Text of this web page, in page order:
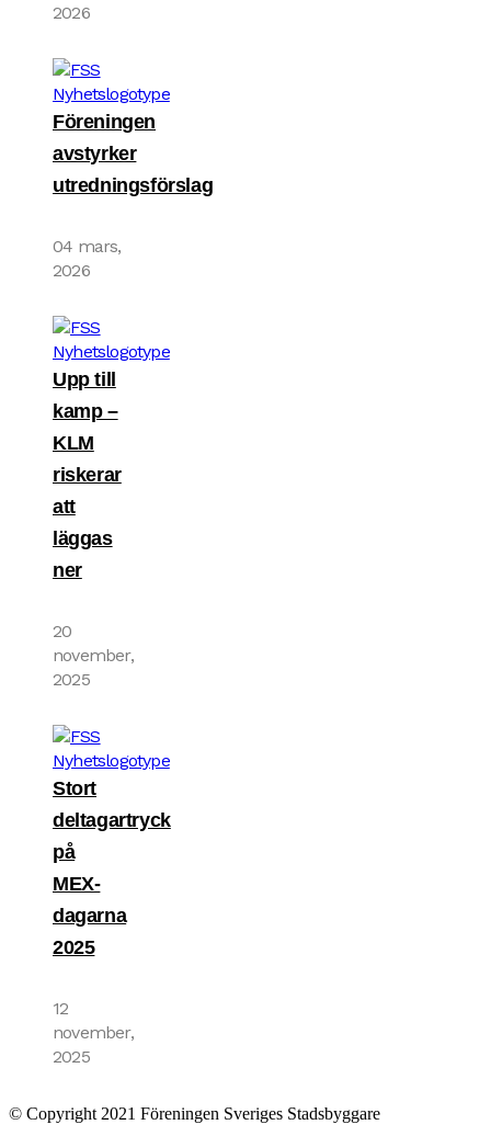
2026
Föreningen
avstyrker
utredningsförslag
04 mars,
2026
Upp till
kamp –
KLM
riskerar
att
läggas
ner
20
november,
2025
Stort
deltagartryck
på
MEX-
dagarna
2025
12
november,
2025
© Copyright 2021 Föreningen Sveriges Stadsbyggare